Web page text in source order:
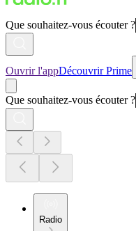
Que souhaitez-vous écouter ?
Ouvrir l'appDécouvrir Prime
Que souhaitez-vous écouter ?
Radio